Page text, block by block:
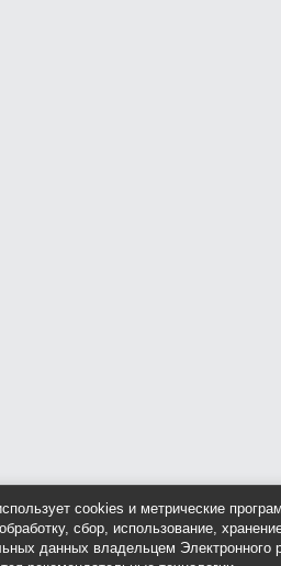
cookies и метрические
сбор, использование,
данных владельцем Электронного